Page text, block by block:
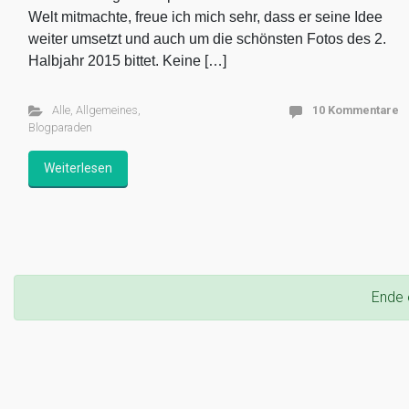
Welt mitmachte, freue ich mich sehr, dass er seine Idee
weiter umsetzt und auch um die schönsten Fotos des 2.
Halbjahr 2015 bittet. Keine […]
Alle, Allgemeines,
Blogparaden
10 Kommentare
Weiterlesen
Ende